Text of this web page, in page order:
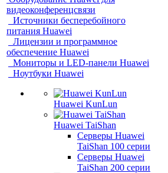
видеоконференцсвязи
Источники бесперебойного
питания Huawei
Лицензии и программное
обеспечение Huawei
Мониторы и LED-панели Huawei
Ноутбуки Huawei
Huawei KunLun
Huawei TaiShan
Серверы Huawei
TaiShan 100 серии
Серверы Huawei
TaiShan 200 серии